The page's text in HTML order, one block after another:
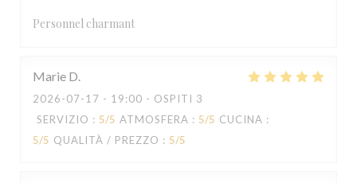
Personnel charmant
Marie D
2026-07-17 - 19:00 - OSPITI 3
SERVIZIO : 5/5 ATMOSFERA : 5/5 CUCINA :
5/5 QUALITÀ / PREZZO : 5/5